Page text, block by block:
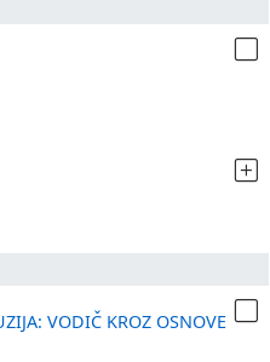
VODIČ KROZ OSNOVE